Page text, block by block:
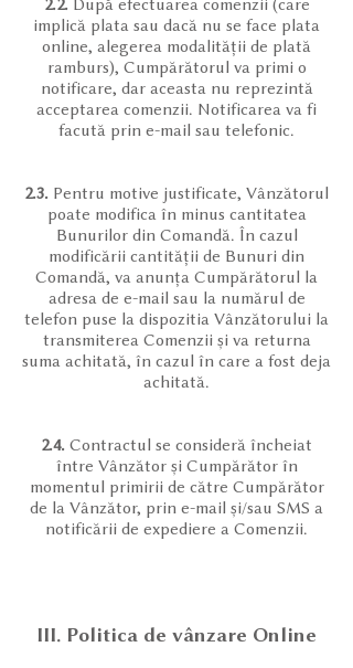
2.2. După efectuarea comenzii (care
implică plata sau dacă nu se face plata
online, alegerea modalității de plată
ramburs), Cumpărătorul va primi o
notificare, dar aceasta nu reprezintă
acceptarea comenzii. Notificarea va fi
facută prin e-mail sau telefonic.
2.3. Pentru motive justificate, Vânzătorul
poate modifica în minus cantitatea
Bunurilor din Comandă. În cazul
modificării cantității de Bunuri din
Comandă, va anunța Cumpărătorul la
adresa de e-mail sau la numărul de
telefon puse la dispozitia Vânzătorului la
transmiterea Comenzii și va returna
suma achitată, în cazul în care a fost deja
achitată.
2.4. Contractul se consideră încheiat
între Vânzător și Cumpărător în
momentul primirii de către Cumpărător
de la Vânzător, prin e-mail și/sau SMS a
notificării de expediere a Comenzii.
III. Politica de vânzare Online